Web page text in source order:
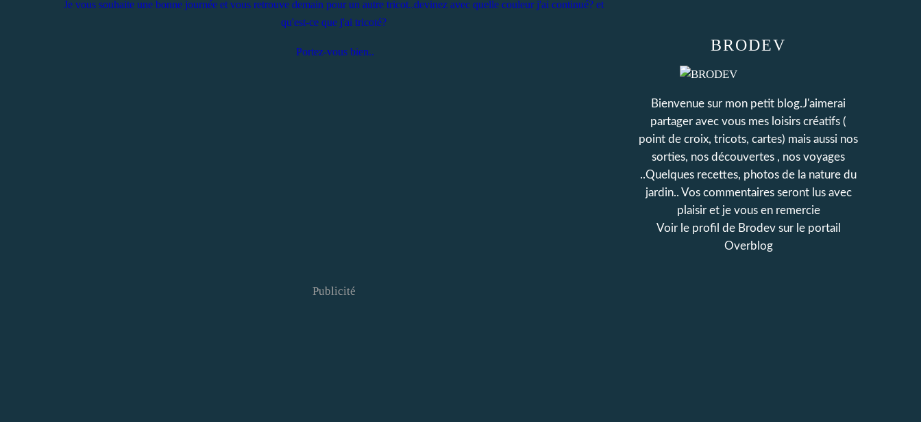
Je vous souhaite une bonne journée et vous retrouve demain pour un autre tricot..devinez avec quelle couleur j'ai continué? et
qu'est-ce que j'ai tricoté?
Portez-vous bien..
Publicité
BRODEV
Bienvenue sur mon petit blog.J'aimerai
partager avec vous mes loisirs créatifs (
point de croix, tricots, cartes) mais aussi nos
sorties, nos découvertes , nos voyages
..Quelques recettes, photos de la nature du
jardin.. Vos commentaires seront lus avec
plaisir et je vous en remercie
Voir le profil de Brodevsur le portail
Overblog